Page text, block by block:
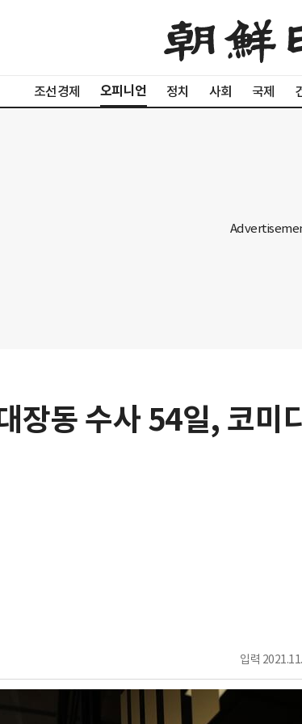
조선경제 오피니언 정치 사회 국제
장동 수사 54일, 코미
입력